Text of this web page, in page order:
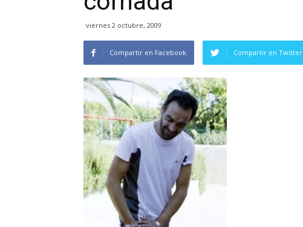
viernes 2 octubre, 2009
Compartir en Facebook Compartir en Twitter